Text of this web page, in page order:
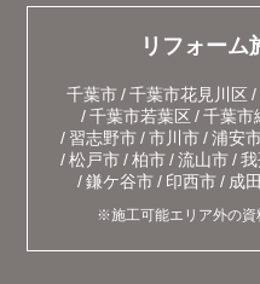
リフォーム
千葉市 千葉市花見川区
千葉市若葉区
千葉市
習志野市
市川市 浦安
松戸市
柏市 流山市
鎌ケ谷市
印西市 成
※施工可能エリア外の資